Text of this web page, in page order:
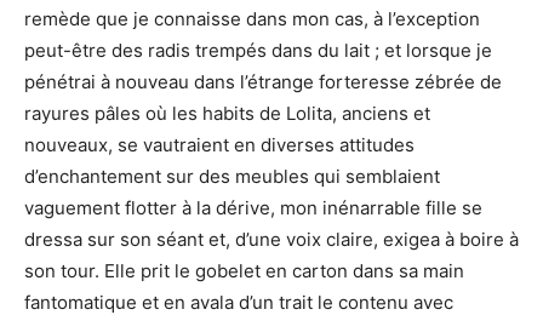
remède que je connaisse dans mon cas, à l’exception
peut-être des radis trempés dans du lait ; et lorsque je
pénétrai à nouveau dans l’étrange forteresse zébrée de
rayures pâles où les habits de Lolita, anciens et
nouveaux, se vautraient en diverses attitudes
d’enchantement sur des meubles qui semblaient
vaguement flotter à la dérive, mon inénarrable fille se
dressa sur son séant et, d’une voix claire, exigea à boire à
son tour. Elle prit le gobelet en carton dans sa main
fantomatique et en avala d’un trait le contenu avec